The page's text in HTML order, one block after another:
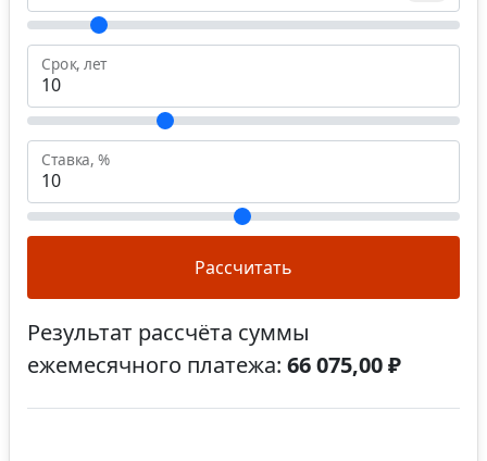
Срок, лет
Ставка, %
Рассчитать
Результат рассчёта суммы
ежемесячного платежа: 66 075,00 ₽